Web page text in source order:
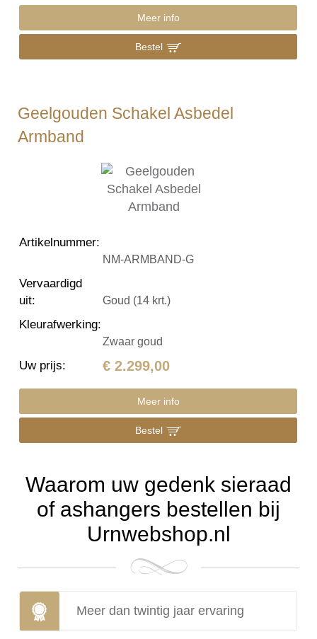
Meer info
Bestel
Geelgouden Schakel Asbedel
Armband
Artikelnummer:
NM-ARMBAND-G
Vervaardigd
uit: Goud (14 krt.)
Kleurafwerking:
Zwaar goud
Uw prijs: € 2.299,00
Meer info
Bestel
Waarom uw gedenk sieraad
of ashangers bestellen bij
Urnwebshop.nl
Meer dan twintig jaar ervaring